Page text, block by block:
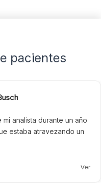
pacientes
durante un año
atravezando un